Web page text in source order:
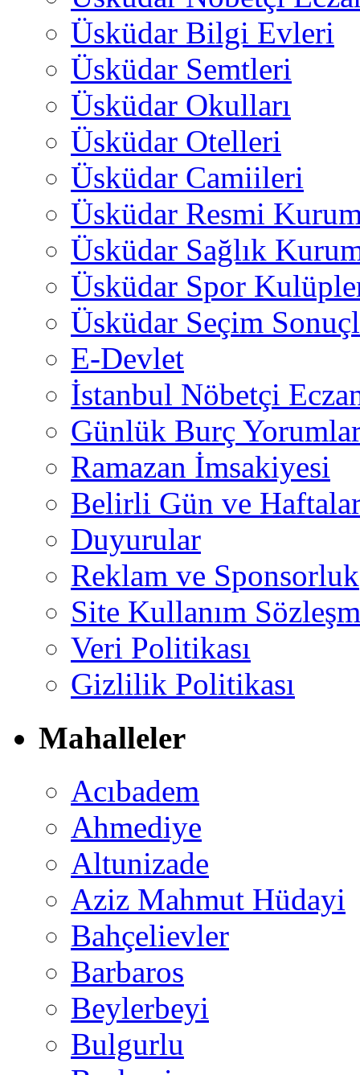
Üsküdar Bilgi Evleri
Üsküdar Semtleri
Üsküdar Okulları
Üsküdar Otelleri
Üsküdar Camiileri
Üsküdar Resmi
Üsküdar Sağlık
Üsküdar Spor
Üsküdar Seçim
E-Devlet
İstanbul Nöbetçi
Günlük Burç
Ramazan İmsakiyesi
Belirli Gün ve
Duyurular
Reklam ve Sponsorluk
Site Kullanım
Veri Politikası
Gizlilik Politikası
Mahalleler
Acıbadem
Ahmediye
Altunizade
Aziz Mahmut Hüdayi
Bahçelievler
Barbaros
Beylerbeyi
Bulgurlu